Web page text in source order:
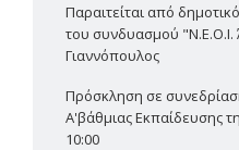
Παραιτείται από
του συνδυασμού
Γιαννόπουλος
Πρόσκληση σε
Α'βάθμιας Εκπαίδευσης
10:00